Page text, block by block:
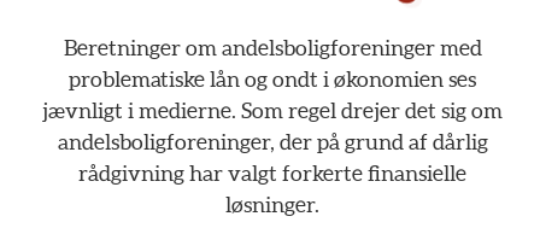
Beretninger om andelsboligforeninger med
problematiske lån og ondt i økonomien ses
jævnligt i medierne. Som regel drejer det sig om
andelsboligforeninger, der på grund af dårlig
rådgivning har valgt forkerte finansielle
løsninger.